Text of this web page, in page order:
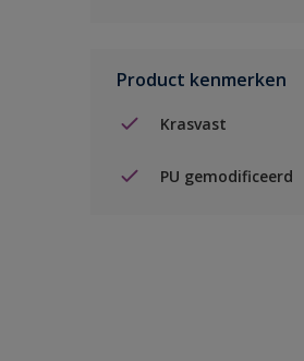
Product kenmerken
Krasvast
PU gemodificeerd